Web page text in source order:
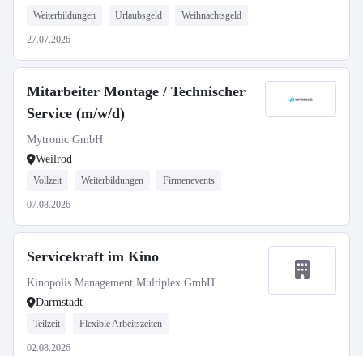
Weiterbildungen Urlaubsgeld Weihnachtsgeld
27.07.2026
Mitarbeiter Montage / Technischer
Service (m/w/d)
Mytronic GmbH
Weilrod
Vollzeit Weiterbildungen Firmenevents
07.08.2026
Servicekraft im Kino
Kinopolis Management Multiplex GmbH
Darmstadt
Teilzeit Flexible Arbeitszeiten
02.08.2026